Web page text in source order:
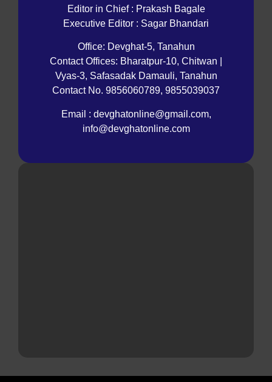
Editor in Chief : Prakash Bagale
Executive Editor : Sagar Bhandari
Office: Devghat-5, Tanahun
Contact Offices: Bharatpur-10, Chitwan |
Vyas-3, Safasadak Damauli, Tanahun
Contact No. 9856060789, 9855039037
Email : devghatonline@gmail.com,
info@devghatonline.com